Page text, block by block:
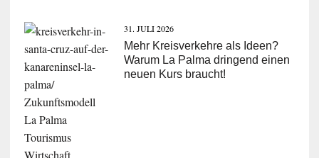
31. JULI 2026
Mehr Kreisverkehre als Ideen?
Warum La Palma dringend einen
neuen Kurs braucht!